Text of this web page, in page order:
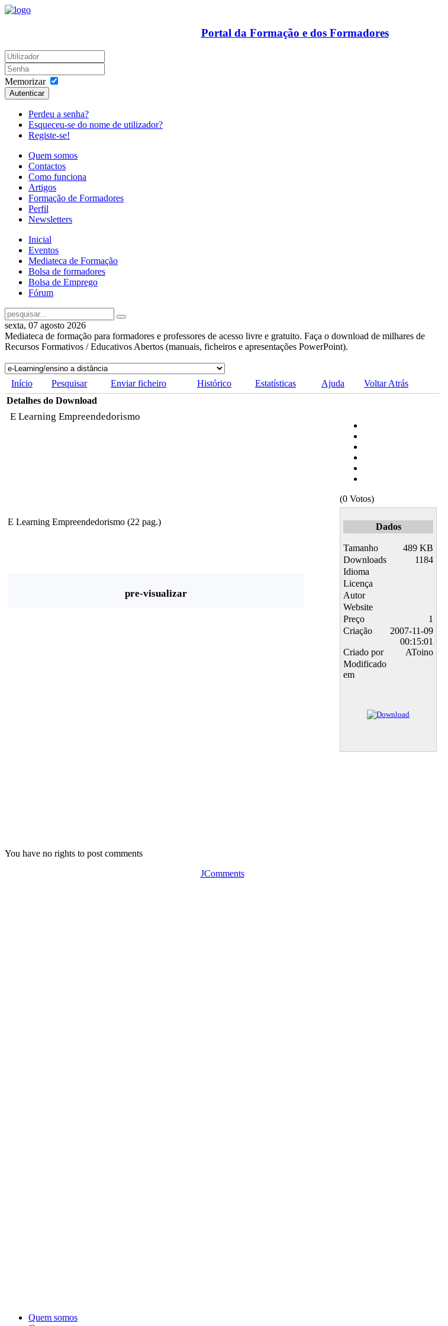
Portal da Formação e dos Formadores
Memorizar
Autenticar
Perdeu a senha?
Esqueceu-se do nome de utilizador?
Registe-se!
Quem somos
Contactos
Como funciona
Artigos
Formação de Formadores
Perfil
Newsletters
Inicial
Eventos
Mediateca de Formação
Bolsa de formadores
Bolsa de Emprego
Fórum
sexta, 07 agosto 2026
Mediateca de formação para formadores e professores de acesso livre e gratuito. Faça o download de milhares de
Recursos Formativos / Educativos Abertos (manuais, ficheiros e apresentações PowerPoint).
Início Pesquisar Enviar ficheiro Histórico Estatísticas Ajuda
Voltar Atrás
Detalhes do Download
E Learning Empreendedorismo
(0 Votos)
E Learning Empreendedorismo (22 pag.)
pre-visualizar
Dados
Tamanho
489 KB
Downloads
1184
Idioma
Licença
Autor
Website
Preço
1
Criação
2007-11-09
00:15:01
Criado por
AToino
Modificado
em
You have no rights to post comments
JComments
Quem somos